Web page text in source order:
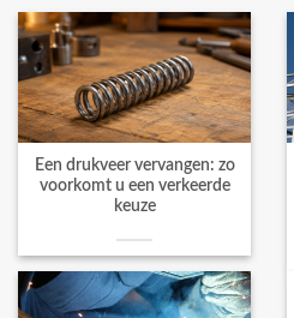
Een drukveer vervangen: zo
voorkomt u een verkeerde
keuze